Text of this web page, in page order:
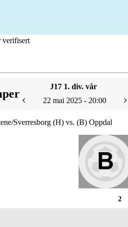
verifisert
J17 1. div. vår
22 mai 2025 - 20:00
Sverresborg (H) vs. (B) Oppdal
2